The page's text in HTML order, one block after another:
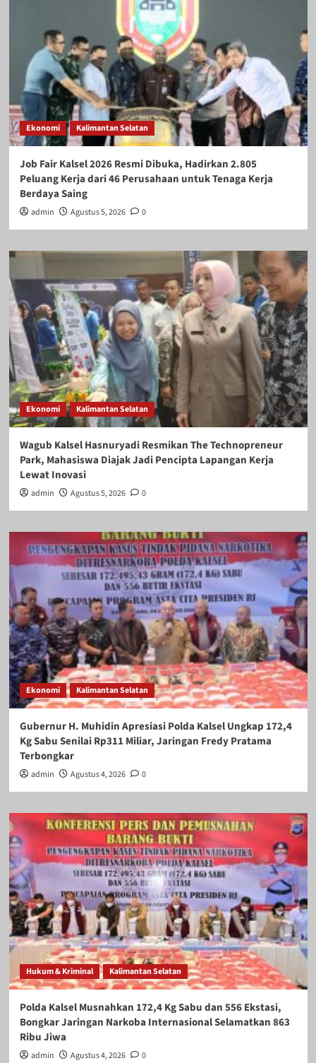
Ekonomi Kalimantan Selatan
Job Fair Kalsel 2026 Resmi Dibuka, Hadirkan 2.805
Peluang Kerja dari 46 Perusahaan untuk Tenaga Kerja
Berdaya Saing
admin Agustus 5, 2026 0
Ekonomi Kalimantan Selatan
Wagub Kalsel Hasnuryadi Resmikan The Technopreneur
Park, Mahasiswa Diajak Jadi Pencipta Lapangan Kerja
Lewat Inovasi
admin Agustus 5, 2026 0
Ekonomi Kalimantan Selatan
Gubernur H. Muhidin Apresiasi Polda Kalsel Ungkap 172,4
Kg Sabu Senilai Rp311 Miliar, Jaringan Fredy Pratama
Terbongkar
admin Agustus 4, 2026 0
Hukum & Kriminal Kalimantan Selatan
Polda Kalsel Musnahkan 172,4 Kg Sabu dan 556 Ekstasi,
Bongkar Jaringan Narkoba Internasional Selamatkan 863
Ribu Jiwa
admin Agustus 4, 2026 0